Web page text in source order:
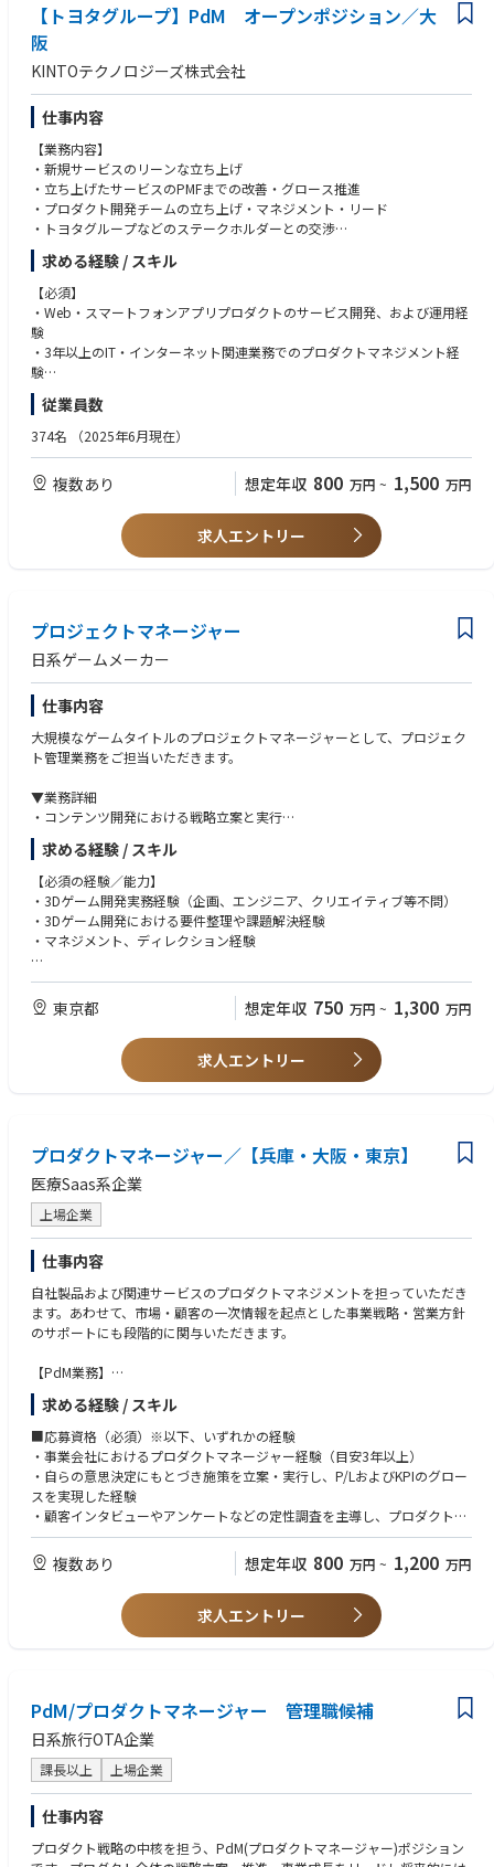
・各領域の提供価値、責任範囲、優先順位の整理
・各ステークホルダーに対する価値設計
・事業戦略、GTM戦略、収益モデルとプロダクト戦略の接続
・AIを活用した先進的なユーザー体験の企画・検証
・PdM組織の採用、育成、評価、配置、組織設計
・経営層への戦略、投資計画、進捗、リスクの報告
・関連部門との部門横断的な連携推進
■仕事の魅力
・日本No.1を目指すヘルスケアプラットフォームの中核を担うことができ
る
日常の健康管理・医療機関接続・パートナーとの共創を包含する大規模な
ヘルスケアプラットフォーム全体を構築し、新たなユーザー体験を生み出
す、多くの企業が志向しながらも成し得なかったテーマに挑戦することが
できるポジションです。
・大規模な社会実装をリードできる
自治体、企業、医療機関、パートナーなどの顧客基盤を通じて、多くのユ
ーザーへサービスを届けられる可能性があります。また、国民的なヘルス
ケアアプリを目指しており、今後、政府や行政とも密接に関わっていく中
で、自身が率いるプロダクトが政策や地域行政に反映されることも考えら
れ、社会の健康・医療体験を変えるインパクトを持ちます。
・ユーザー／医療機関／自治体／企業をつなぐ価値を創出できる
生活者向けサービス、医療機関向け連携、自治体施策、企業向けサービ
ス、パートナーサービスを一つのアプリ上で接続します。各ステークホル
ダーの個別価値に加え、連携によって生まれる新たな価値を設計すること
・前例のないプロダクトに挑戦できる
ヘルスケア市場における圧倒的なマーケットリーダーは存在せず、さら
に、ヘルスケア／メディカル／プラットフォームを統合したサービスで確
立しているものは存在しません。複雑な制約や不確実性の中で、新しいプ
ロダクトカテゴリーを自ら定義できます。
元BIG4シニアマネージャー：AIをやりたい、デロイトで新しいテクノロジ
ー領域メタバースもやっていた、
元大手外資総合系コンサルファーム若手：コンサルのPOCどまりが多く、
最後までプロダクトを提供していきたい
インタビュー記事：https://note.com/gen_ax/n/nd30155c9a953
【ABOUT US】https://www.gen-ax.co.jp/aboutus/
自立に自律を融合し、次の“流れ”を生成する ー
Gen-AX（ジェナックス）は、コンタクトセンターの複雑な実務と課題を深
く理解し、自律型AIオペレーターを起点に顧客の課題を解決する変革者集
団です。
単なるSaaS提供ベンダーとしてではなく各領域において、実装で価値を出
し切るプロフェッショナルが、AI時代に適合したBPR戦略やロードマップ
の策定、データモデルの設計までを一気通貫で支援します。
さらにソフトバンクのグループの事業フィールドと技術アセットも活用
し、理論ではなく「現場で価値を生み出すAI」を広く社会へ展開すること
で、すべてのカスタマーサービスのあり方を”革新”します。
■Gen-AX株式会社 カンパニーデック
https://speakerdeck.com/genax/gen-ax-gen-axzhu-shi-hui-she-kanpanid
etuku
■自律思考型AIで業務改革を支援する「Gen-AX」とは。砂金CEOインタビ
https://www.softbank.jp/sbnews/entry/20250122_01
Gen-AX株式会社では、自社データを活用して賢く育てていく、照会応答を
支援するプロダクトである『X-Boost（クロスブースト）』の提供に加
え、自律思考型AIの音声応対ソリューション『X-Ghost（クロスゴース
ト）』の正式提供を開始しました。（2025年11月）
自律思考型 企業向けAIエージェントのサービス開発／提供とともに、業務
に組み込んでいく際に必要となるAI時代に適した「業務刷新の戦略／ロー
ドマップの策定、生成AI ReadyなKPIの設計・データモデルの設計、組織
■ナレッジ伴走型AIオペレーター 『X-Boost（クロスブースト）』
金融、小売り／サービス、製造業を中心としたコンタクトセンターなどの
問い合わせ業務において複雑なB to B to Cの照会応答業務の効率化を目的
とした、生成AI SaaSプラットフォームです。
X-Boost プロダクトページ
https://x-boost.gen-ax.co.jp/
■自律型AIオペレーター『X-Ghost（クロスゴースト）』
自律型AIオペレーター『X-Ghost（クロスゴースト）』の正式提供を開始
しました。（2025年11月）コンタクトセンターにおけるさまざまな問い
合わせに対し、AIオペレーターとして自律思考型で、人間らしい自然な会
話で音声対話を行い、人間のオペレーターと共に企業の価値貢献を担うこ
とを目指します。
X-Ghost プレスリリース
【Mission・Value】
■Mission
自律に自立を融合し、次の"流れ"を生成する
■Value
Authentic：本質の追求をあきらめない
Proactive：全員が前のめりに共創する
Asobi：余白に目を向けて遊び心を持ち続ける
“Mission・Value”に込められた想い：砂金CEOインタビュー
https://note.com/gen_ax/n/n02385df11d33
【トヨタグループ】PdM オープンポジション／大
阪
KINTOテクノロジーズ株式会社
仕事内容
【業務内容】
・新規サービスのリーンな立ち上げ
・立ち上げたサービスのPMFまでの改善・グロース推進
・プロダクト開発チームの立ち上げ・マネジメント・リード
・トヨタグループなどのステークホルダーとの交渉
【ポジションの魅力】
・次々とリリースされるKINTOブランドのビジネスを支えるグループを横
断して利用されるWebプロダクトの開発に関わることができます。
・ビジネスニーズを捉え、自らプロダクトの未来を見据え、企画・設計・
開発ができます。
・KINTOブランドのビジネス以外にもトヨタグループのWebプロダクトの
・短期的なビジネスの状況にとらわれず、プロダクトを継続的に開発・改
善していくことができます。
PC：WindowsとMacより自由に選択可
コミュニケーション：Slack、Zoom、Teams、Outlook
BIツール：QuickSight、社内データ分析基盤、Google Analytics、Looker
※開発チームごとに異なります
開発言語：Java, TypeScript, Kotlin, Swift, Go, Python, JavaScript
フレームワーク：Spring Boot, React, Next.js, FastAPI, Vue.jsなど
ミドルウェア：MySQL, Redis, Prometheus など
など）
開発環境：Docker, Github, Terraform, Github Actions, PagerDuty, JIRA
365 Copilot、Devin ほか最新AIツール
求める経験 / スキル
【必須】
・Web・スマートフォンアプリプロダクトのサービス開発、および運用経
験
・3年以上のIT・インターネット関連業務でのプロダクトマネジメント経
験
・5年以上のプロダクト開発組織での業務経験（職種はプロダクトマネー
ジャーでなくとも可）
・プロダクトの優先度や要件についてチームをリードし意思決定をした経
・プロダクトやチームの課題を発見し、担当領域を超えてエンジニアやデ
ザイナーと協業しながら課題解決を推進した経験
・ビジネスチームなど、多様な職種のメンバーを巻き込み、円滑に合意形
成ができるコミュニケーションスキル
験
・スクラムなどのアジャイル開発手法でチームメンバーと協業した開発経
験
・エンジニアチームのマネジメント経験
【求める人物像】
・自身の得意領域以外の技術も積極的に学んでいける方
・新しいことに対して、大胆にチャレンジできる方
・プロダクトを通じて、新しい価値や喜びを創造できる方
従業員数
374名 （2025年6月現在）
複数あり 想定年収 800 万円 ~ 1,500 万円
求人エントリー
プロジェクトマネージャー
日系ゲームメーカー
仕事内容
大規模なゲームタイトルのプロジェクトマネージャーとして、プロジェク
ト管理業務をご担当いただきます。
▼業務詳細
・コンテンツ開発における戦略立案と実行
・プロジェクトの予算策定、予実管理業務
・経営層に向けた各種レポートの作成と報告
・スケジュール管理や人員調整等、プロジェクトの進行に関わる各種業務
・海外を含めた外部の協力会社との渉外、調整業務
・社内の他部署との連携、調整業務
・プロモーションの企画、提案
領域に特化したPMをご担当いただく可能性がございます。
※これまでプロジェクトマネージャーとしての実務経験をお持ちでない方
でも、ゲーム開発経験およびマネジメント経験をお持ちであればご応募可
※ご希望に応じて、将来的に他セクション・新規タイトル含めた他プロジ
・コアメンバーの一員として、事業の推進および拡大に主体的に関与でき
る環境です。
・メンバーとの信頼関係を構築し、チームづくりに携わる経験を積むこと
ができます。
・複数の協業タイトルを通じて、渉外力・調整力を磨くことができます。
・ヒト・モノ・カネのすべてに関わる事業運営・管理経験を得ることがで
きます。
・同様の課題に向き合う複数のPMと、プロジェクトを越えて相談・連携
し、相互に成長できる環境です。
求める経験 / スキル
【必須の経験／能力】
・3Dゲーム開発実務経験（企画、エンジニア、クリエイティブ等不問）
・3Dゲーム開発における要件整理や課題解決経験
・マネジメント、ディレクション経験
【望ましい経験／能力】
・新規開発初期段階(α以降)からPMとして参画し、リリースまで完遂され
た経験
・3DCGを扱うプロジェクトでのPM経験
・複数案件を並行したマネジメントやディレクション経験
・チームビルディング経験
東京都 想定年収 750 万円 ~ 1,300 万円
求人エントリー
プロダクトマネージャー／【兵庫・大阪・東京】
医療Saas系企業
上場企業
仕事内容
自社製品および関連サービスのプロダクトマネジメントを担っていただき
ます。あわせて、市場・顧客の一次情報を起点とした事業戦略・営業方針
のサポートにも段階的に関与いただきます。
【PdM業務】
〇顧客・現場の声や問合せ分析にもとづく課題発見と企画立案
〇新機能・改善の要件定義、開発チームと連携したリリースまでの推進
〇プロダクトの中長期的なロードマップ策定への関与
〇将来的に担っていただきたい業務（PMM領域）
〇市場調査と顧客理解（ターゲット市場のニーズ分析、求められる価値の
特定）
〇ポジショニングとメッセージング（競合との差別化、訴求・メッセージ
〇営業方針の策定サポート（セールス・マーケ・CSが効果的に販売・サポ
ートできる体制構築）
〇製品改善へのフィードバック（顧客・現場の一次情報を開発へ提供）
〇マーケティング施策のデータ取得・振り返り
求める経験 / スキル
■応募資格（必須）※以下、いずれかの経験
・事業会社におけるプロダクトマネージャー経験（目安3年以上）
・自らの意思決定にもとづき施策を立案・実行し、P/LおよびKPIのグロー
スを実現した経験
・顧客インタビューやアンケートなどの定性調査を主導し、プロダクトや
事業の意思決定につなげた経験
・エンジニア・デザイナー・セールス・CSなど複数のステークホルダーと
協働したプロジェクト推進経験
・AIツールを業務・分析に活用した経験、または生成AIを活用した業務基
・toBビジネスの事業責任者または事業企画の経験
・SQL、BIツール等を用いたデータ分析、KPIモデルの策定・運用経験
・医療・ヘルスケア領域またはSaaS事業での業務経験
・ソフトウェアエンジニアリング、プロダクトデザイン、マーケティング
いずれかの実務経験
複数あり 想定年収 800 万円 ~ 1,200 万円
求人エントリー
PdM/プロダクトマネージャー 管理職候補
日系旅行OTA企業
課長以上 上場企業
仕事内容
プロダクト戦略の中核を担う、PdM(プロダクトマネージャー)ポジション